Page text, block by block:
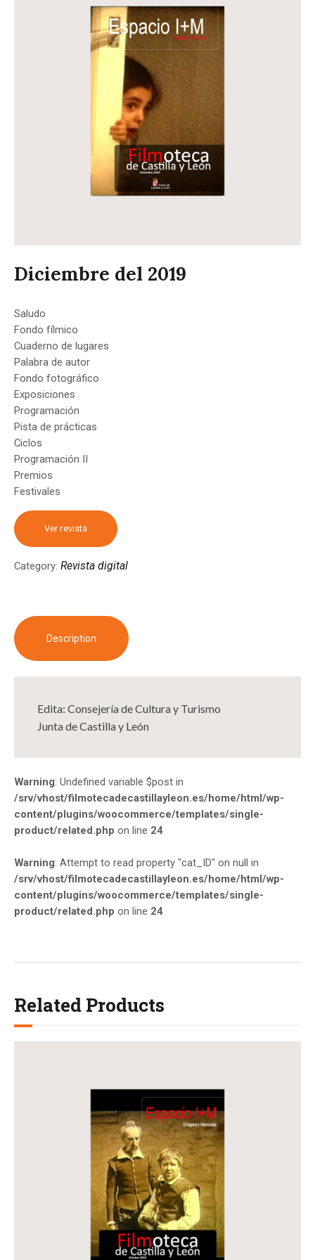
Diciembre del 2019
Saludo
Fondo fílmico
Cuaderno de lugares
Palabra de autor
Fondo fotográfico
Exposiciones
Programación
Pista de prácticas
Ciclos
Programación II
Premios
Festivales
Ver revista
Category: Revista digital
Description
Edita: Consejería de Cultura y Turismo
Junta de Castilla y León
Warning: Undefined variable $post in
/srv/vhost/filmotecadecastillayleon.es/home/html/wp-
content/plugins/woocommerce/templates/single-
product/related.php on line 24
Warning: Attempt to read property "cat_ID" on null in
/srv/vhost/filmotecadecastillayleon.es/home/html/wp-
content/plugins/woocommerce/templates/single-
product/related.php on line 24
Related Products